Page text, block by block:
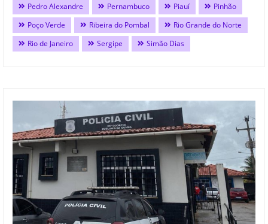
Pedro Alexandre
Pernambuco Piauí
Pinhão
Poço Verde
Ribeira do Pombal
Rio Grande do Norte
Rio de Janeiro
Sergipe Simão Dias